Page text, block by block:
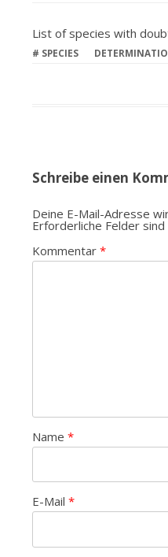
List of species with
# SPECIES
Schreibe einen
Deine E-Mail-Adresse
Erforderliche Felder
Kommentar *
Name *
E-Mail *